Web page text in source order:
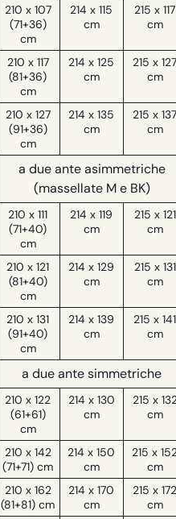
210 x 107
(71+36)
cm
214 x 115
cm
215 x 117
cm
210 x 117
(81+36)
cm
214 x 125
cm
215 x
cm
210 x 127
(91+36)
cm
214 x 135
cm
215 x
cm
a due ante asimmetriche
(massellate M e BK)
210 x 111
(71+40)
cm
214 x 119
cm
215 x 121
cm
210 x 121
(81+40)
cm
214 x 129
cm
215 x 131
cm
210 x 131
(91+40)
cm
214 x 139
cm
215 x 141
cm
a due ante simmetriche
210 x 122
(61+61)
cm
214 x 130
cm
215 x
cm
210 x 142
(71+71) cm
214 x 150
cm
215 x
cm
210 x 162
(81+81) cm
214 x 170
cm
215 x
cm